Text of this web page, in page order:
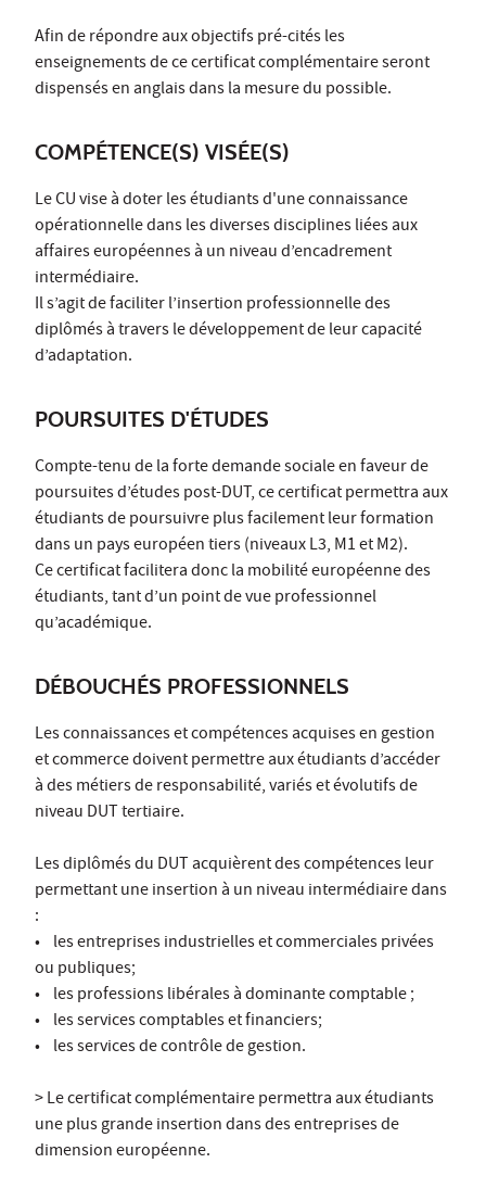
Afin de répondre aux objectifs pré-cités les
enseignements de ce certificat complémentaire seront
dispensés en anglais dans la mesure du possible.
COMPÉTENCE(S) VISÉE(S)
Le CU vise à doter les étudiants d'une connaissance
opérationnelle dans les diverses disciplines liées aux
affaires européennes à un niveau d’encadrement
intermédiaire.
Il s’agit de faciliter l’insertion professionnelle des
diplômés à travers le développement de leur capacité
d’adaptation.
POURSUITES D'ÉTUDES
Compte-tenu de la forte demande sociale en faveur de
poursuites d’études post-DUT, ce certificat permettra aux
étudiants de poursuivre plus facilement leur formation
dans un pays européen tiers (niveaux L3, M1 et M2).
Ce certificat facilitera donc la mobilité européenne des
étudiants, tant d’un point de vue professionnel
qu’académique.
DÉBOUCHÉS PROFESSIONNELS
Les connaissances et compétences acquises en gestion
et commerce doivent permettre aux étudiants d’accéder
à des métiers de responsabilité, variés et évolutifs de
niveau DUT tertiaire.
Les diplômés du DUT acquièrent des compétences leur
permettant une insertion à un niveau intermédiaire dans
:
• les entreprises industrielles et commerciales privées
ou publiques;
• les professions libérales à dominante comptable ;
• les services comptables et financiers;
• les services de contrôle de gestion.
> Le certificat complémentaire permettra aux étudiants
une plus grande insertion dans des entreprises de
dimension européenne.